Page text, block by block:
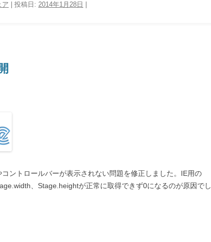
ア | 投稿日: 2014年1月28日
ントロールバーが表示されない問題を修正しました。IE用の
、Stage.heightが正常に取得できず0になるのが原因でし